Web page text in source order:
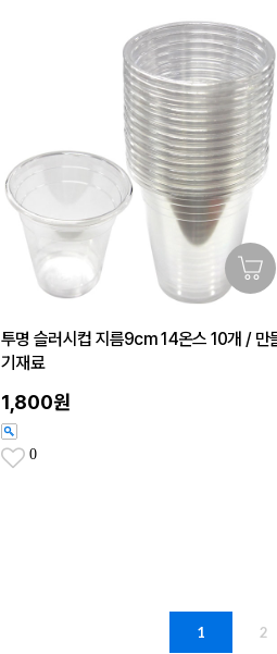
투명 슬러시컵 지름9cm 14온스 10개 / 만
기재료
1,800원
0
1 2